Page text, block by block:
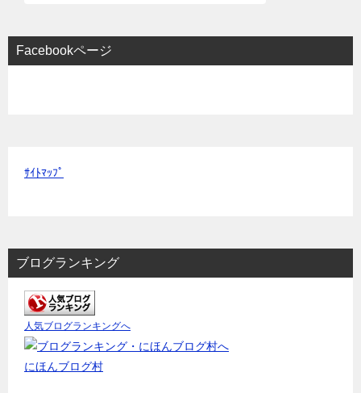
Facebookページ
ｻｲﾄﾏｯﾌﾟ
ブログランキング
人気ブログランキングへ
にほんブログ村